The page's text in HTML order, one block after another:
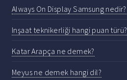
Always On Display Samsung nedir?
Inşaat teknikerliği hangi puan türü?
Katar Arapça ne demek?
Meyus ne demek hangi dil?